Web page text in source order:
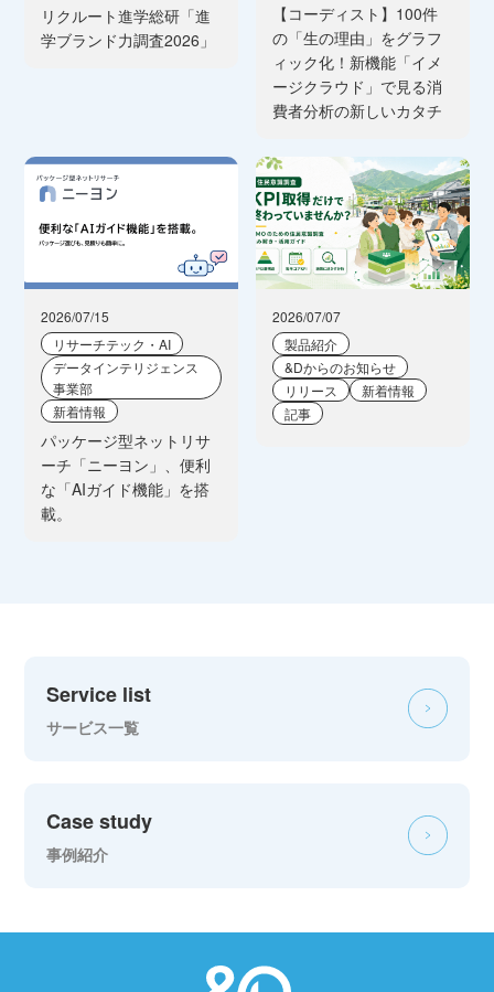
リクルート進学総研「進
学ブランド力調査2026」
【コーディスト】100件
の「生の理由」をグラフ
ィック化！新機能「イメ
ージクラウド」で見る消
費者分析の新しいカタチ
2026/07/15
リサーチテック・AI
データインテリジェンス
事業部
新着情報
パッケージ型ネットリサ
ーチ「ニーヨン」、便利
な「AIガイド機能」を搭
載。
2026/07/07
製品紹介
&Dからのお知らせ
リリース
新着情報
記事
Service list
サービス一覧
Case study
事例紹介